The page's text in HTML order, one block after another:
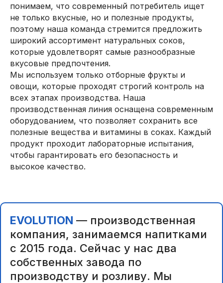
понимаем, что современный потребитель ищет
не только вкусные, но и полезные продукты,
поэтому наша команда стремится предложить
широкий ассортимент натуральных соков,
которые удовлетворят самые разнообразные
вкусовые предпочтения.
Мы используем только отборные фрукты и
овощи, которые проходят строгий контроль на
всех этапах производства. Наша
производственная линия оснащена современным
оборудованием, что позволяет сохранить все
полезные вещества и витамины в соках. Каждый
продукт проходит лабораторные испытания,
чтобы гарантировать его безопасность и
высокое качество.
EVOLUTION — производственная
компания, занимаемся напитками
с 2015 года. Сейчас у нас два
собственных завода по
производству и розливу. Мы